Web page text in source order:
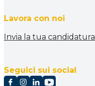
Lavora con noi
Invia la tua candidatura
Seguici sui social